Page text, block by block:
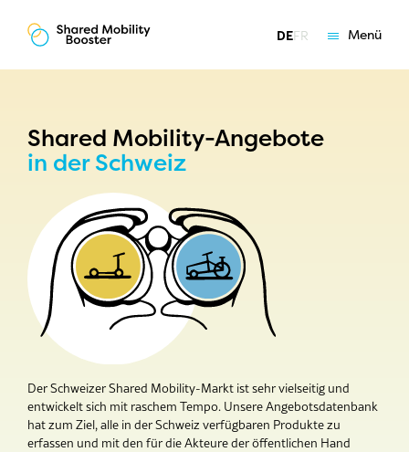
DEFR Menü
Shared Mobility-Angebote
Testflotten
Coaching
Über uns
Shared Mobility-Angebote
in der Schweiz
Der Schweizer Shared Mobility-Markt ist sehr vielseitig und
entwickelt sich mit raschem Tempo. Unsere Angebotsdatenbank
hat zum Ziel, alle in der Schweiz verfügbaren Produkte zu
erfassen und mit den für die Akteure der öffentlichen Hand